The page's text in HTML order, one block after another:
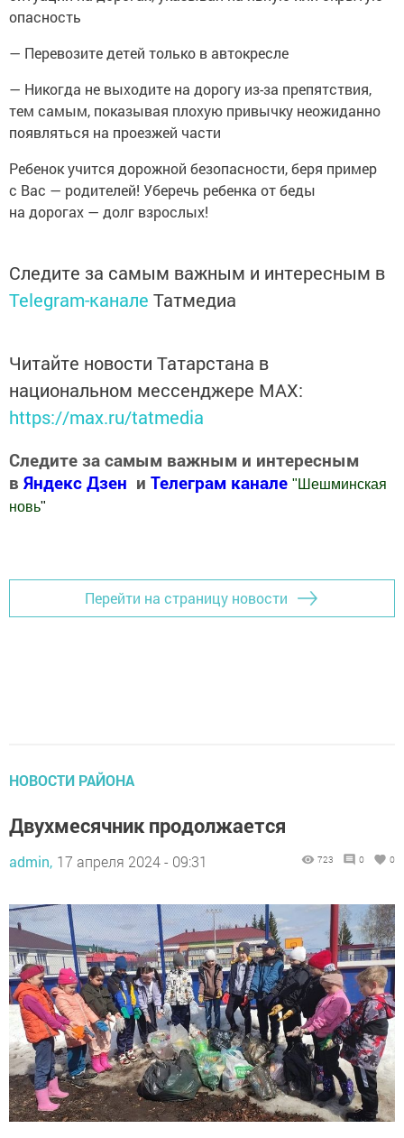
опасность
— Перевозите детей только в автокресле
— Никогда не выходите на дорогу из-за препятствия,
тем самым, показывая плохую привычку неожиданно
появляться на проезжей части
Ребенок учится дорожной безопасности, беря пример
с Вас — родителей! Уберечь ребенка от беды
на дорогах — долг взрослых!
Следите за самым важным и интересным в
Telegram-канале Татмедиа
Читайте новости Татарстана в
национальном мессенджере MАХ:
https://max.ru/tatmedia
Следите за самым важным и интересным
в Яндекс Дзен и Телеграм канале " Шешминская
новь"
Перейти на страницу новости
НОВОСТИ РАЙОНА
Двухмесячник продолжается
admin, 17 апреля 2024 - 09:31 723 0 0